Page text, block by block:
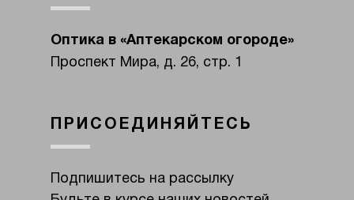
ПРИСОЕДИНЯЙТЕСЬ
Оптика в «Аптекарском огороде»
Проспект Мира, д. 26, стр. 1
Подпишитесь на рассылку